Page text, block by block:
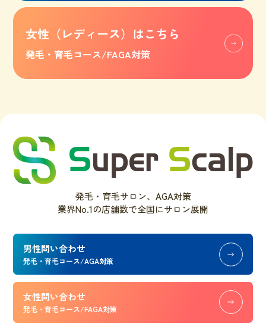
女性 （レディース） はこちら
発毛・育毛コース/FAGA対策
発毛・育毛サロン、AGA対策
業界No.1の店舗数で全国にサロン展開
男性問い合わせ
発毛・育毛コース/AGA対策
女性問い合わせ
発毛・育毛コース/FAGA対策